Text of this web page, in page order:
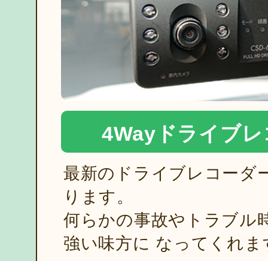
4Wayドライブ
最新のドライブレコーダ
ります。
何らかの事故やトラブル
強い味方に なってくれま